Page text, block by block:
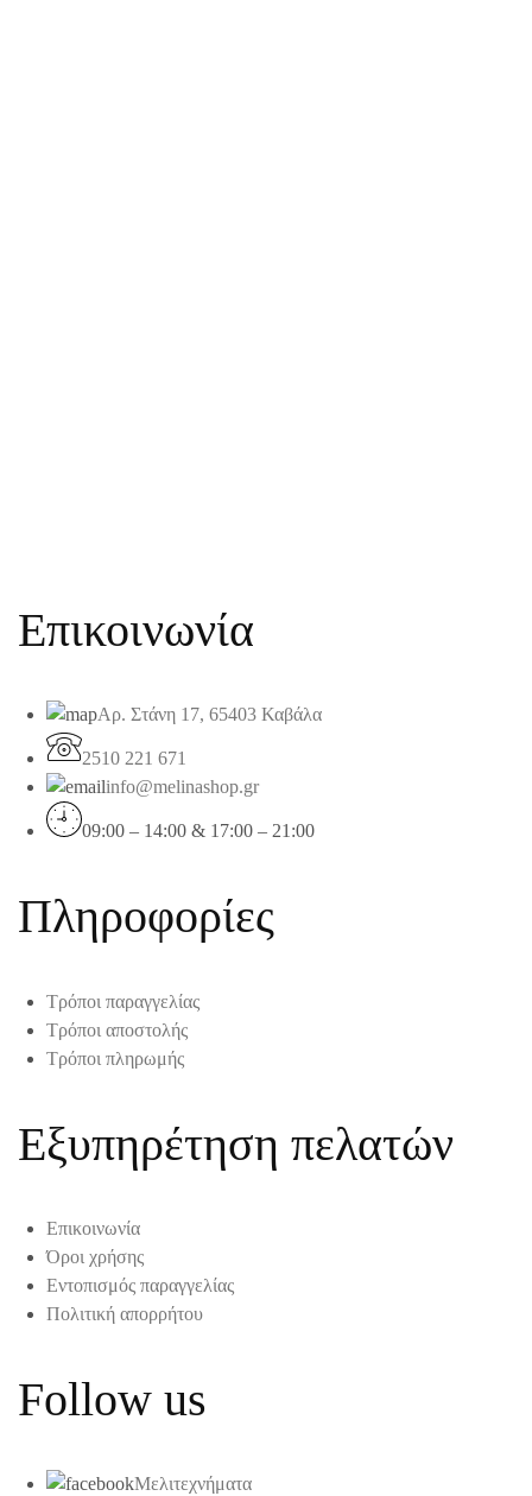
Επικοινωνία
Αρ. Στάνη 17, 65403 Καβάλα
2510 221 671
info@melinashop.gr
09:00 – 14:00 & 17:00 – 21:00
Πληροφορίες
Τρόποι παραγγελίας
Τρόποι αποστολής
Τρόποι πληρωμής
Εξυπηρέτηση πελατών
Επικοινωνία
Όροι χρήσης
Εντοπισμός παραγγελίας
Πολιτική απορρήτου
Follow us
Μελιτεχνήματα